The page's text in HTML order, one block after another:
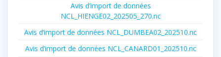
Avis d’import de données
NCL_HIENGE02_202505_270.nc
Avis d’import de données NCL_DUMBEA02_202510.nc
Avis d’import de données NCL_CANARD01_202510.nc